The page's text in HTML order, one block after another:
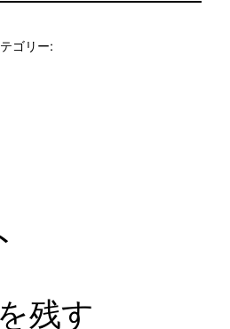
ゴリー:
残す